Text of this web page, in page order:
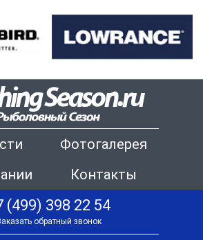
Фотогалерея
Контакты
(499) 398 22 54
обратный звонок